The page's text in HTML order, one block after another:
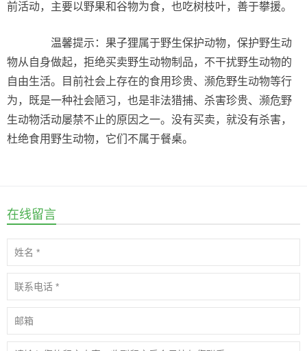
前活动，主要以野果和谷物为食，也吃树枝叶，善于攀援。
温馨提示：果子狸属于野生保护动物，保护野生动
物从自身做起，拒绝买卖野生动物制品，不干扰野生动物的
自由生活。目前社会上存在的食用珍贵、濒危野生动物等行
为，既是一种社会陋习，也是非法猎捕、杀害珍贵、濒危野
生动物活动屡禁不止的原因之一。没有买卖，就没有杀害，
杜绝食用野生动物，它们不属于餐桌。
在线留言